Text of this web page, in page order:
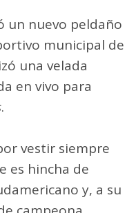
un nuevo peldaño
municipal de
una velada
en vivo para
.
vestir siempre
es hincha de
y, a su